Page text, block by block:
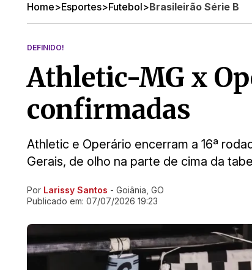
Home>Esportes>Futebol>Brasileirão Série B
DEFINIDO!
Athletic-MG x
confirmadas
Athletic e Operário encerram a 16ª
Gerais, de olho na parte de cima da
Ir direto pra matéria
Por Larissy Santos - Goiânia, GO
Publicado em: 07/07/2026 19:23